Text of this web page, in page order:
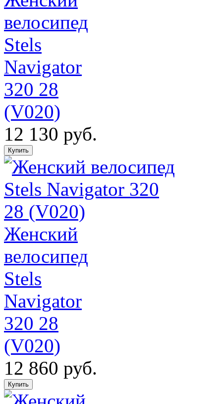
велосипед
Stels
Navigator
320 28
(V020)
12 130 руб.
Женский
велосипед
Stels
Navigator
320 28
(V020)
12 860 руб.